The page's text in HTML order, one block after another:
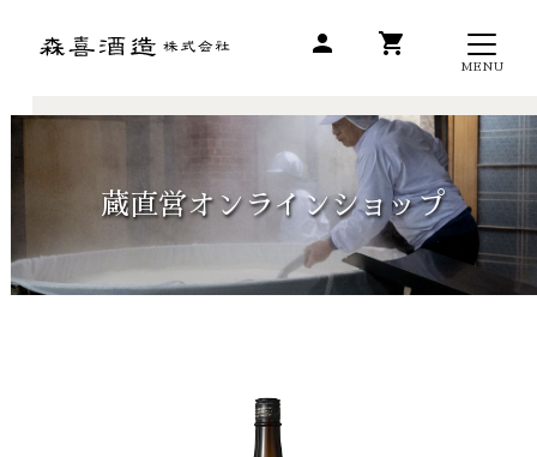
person shopping_cart
MENU
蔵直営オンラインショップ